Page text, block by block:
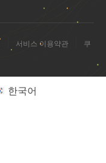
서비스 이용약관
쿠
한국어